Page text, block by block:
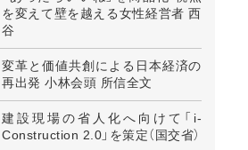
を変えて壁を越える女性経営者 西
谷
変革と価値共創による日本経済の
再出発 小林会頭 所信全文
建設現場の省人化へ向けて「i-
Construction 2.0」を策定（国交省）